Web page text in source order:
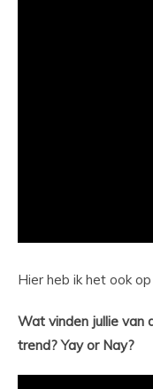
Hier heb ik het ook
Wat vinden jullie van
trend? Yay or Nay?